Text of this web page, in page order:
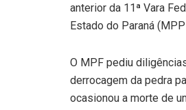
anterior da 11ª Vara
Estado do Paraná
O MPF pediu
derrocagem da pedra
ocasionou a morte de